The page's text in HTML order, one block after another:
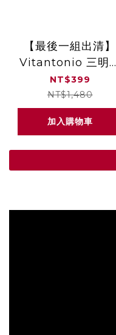
【最後一組出清】
Vitantonio 三明治
機 橫紋烤盤 PVHS-
10B-HT
NT$399
NT$1,480
加入購物車